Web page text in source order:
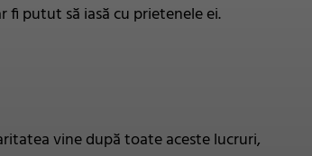
fi putut să iasă cu prietenele ei.
vine după toate aceste lucruri,